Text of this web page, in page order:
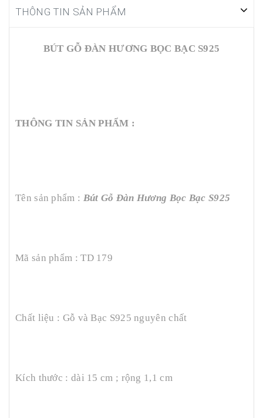
THÔNG TIN SẢN PHẨM
BÚT GỖ ĐÀN HƯƠNG BỌC BẠC S925
THÔNG TIN SẢN PHẨM :
Tên sản phẩm : Bút Gỗ Đàn Hương Bọc Bạc S925
Mã sản phẩm : TD 179
Chất liệu : Gỗ và Bạc S925 nguyên chất
Kích thước : dài 15 cm ; rộng 1,1 cm